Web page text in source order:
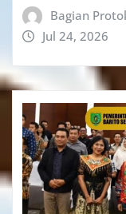
Bagian
Jul 24, 2026